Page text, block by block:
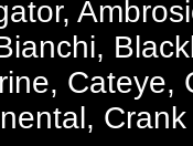
Cateye,